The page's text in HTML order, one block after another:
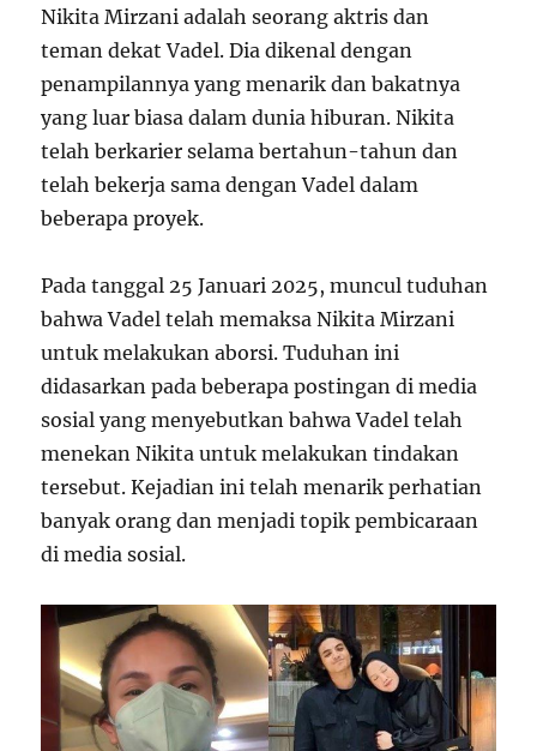
Nikita Mirzani adalah seorang aktris dan
teman dekat Vadel. Dia dikenal dengan
penampilannya yang menarik dan bakatnya
yang luar biasa dalam dunia hiburan. Nikita
telah berkarier selama bertahun-tahun dan
telah bekerja sama dengan Vadel dalam
beberapa proyek.
Pada tanggal 25 Januari 2025, muncul tuduhan
bahwa Vadel telah memaksa Nikita Mirzani
untuk melakukan aborsi. Tuduhan ini
didasarkan pada beberapa postingan di media
sosial yang menyebutkan bahwa Vadel telah
menekan Nikita untuk melakukan tindakan
tersebut. Kejadian ini telah menarik perhatian
banyak orang dan menjadi topik pembicaraan
di media sosial.